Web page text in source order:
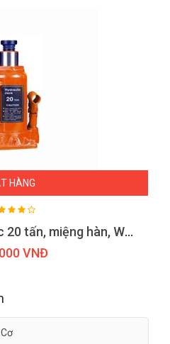
HÀNG
Kích con đội thủy lực 20 tấn, miệng hàn, WJ-20A
VNĐ